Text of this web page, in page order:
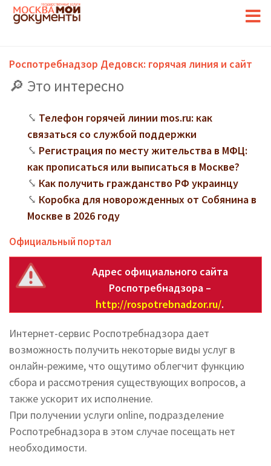
Роспотребнадзор Дедовск: горячая линия и сайт
Это интересно
Телефон горячей линии mos.ru: как
связаться со службой поддержки
Регистрация по месту жительства в МФЦ:
как прописаться или выписаться в Москве?
Как получить гражданство РФ украинцу
Коробка для новорожденных от Собянина в
Москве в 2026 году
Официальный портал
Адрес официального сайта
Роспотребнадзора –
http://rospotrebnadzor.ru/.
Интернет-сервис Роспотребнадзора дает
возможность получить некоторые виды услуг в
онлайн-режиме, что ощутимо облегчит функцию
сбора и рассмотрения существующих вопросов, а
также ускорит их исполнение.
При получении услуги online, подразделение
Роспотребнадзора в этом случае посещать нет
необходимости.